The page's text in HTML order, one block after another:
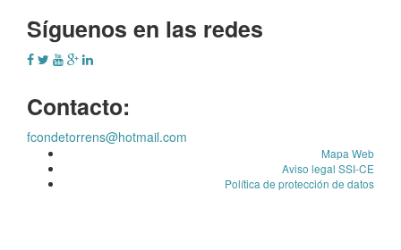
Síguenos en las redes
Contacto:
fcondetorrens@hotmail.com
Mapa Web
Aviso legal SSI-CE
Política de protección de datos